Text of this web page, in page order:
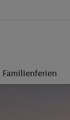
Familienferien